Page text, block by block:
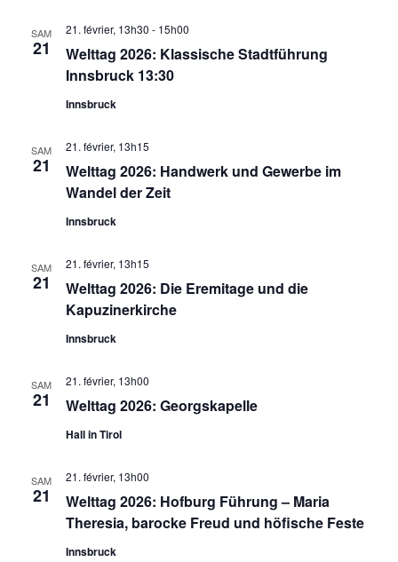
SAM
21
Welttag 2026: Klassische Stadtführung
Innsbruck 13:30
21. février, 13h30 - 15h00
Innsbruck
SAM
21
Welttag 2026: Handwerk und Gewerbe im
Wandel der Zeit
21. février, 13h15
Innsbruck
SAM
21
Welttag 2026: Die Eremitage und die
Kapuzinerkirche
21. février, 13h15
Innsbruck
SAM
21 Welttag 2026: Georgskapelle
21. février, 13h00
Hall in Tirol
SAM
21
Welttag 2026: Hofburg Führung – Maria
Theresia, barocke Freud und höfische Feste
21. février, 13h00
Innsbruck